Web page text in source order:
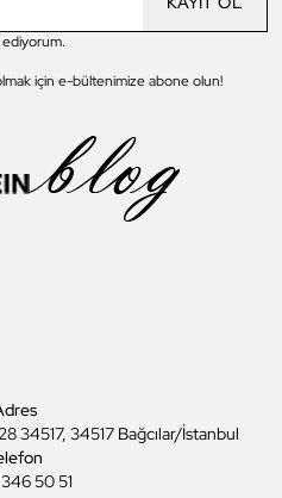
için e-bültenimize abone olun!
34517, 34517 Bağcılar/İstanbul
50 51